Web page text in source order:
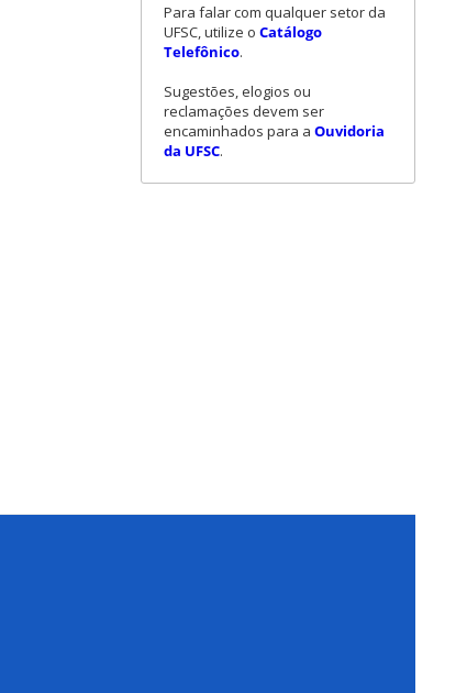
Para falar com qualquer setor da
UFSC, utilize o Catálogo
Telefônico.
Sugestões, elogios ou
reclamações devem ser
encaminhados para a Ouvidoria
da UFSC.